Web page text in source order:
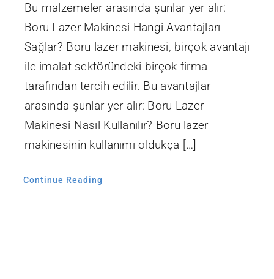
Bu malzemeler arasında şunlar yer alır:
Boru Lazer Makinesi Hangi Avantajları
Sağlar? Boru lazer makinesi, birçok avantajı
ile imalat sektöründeki birçok firma
tarafından tercih edilir. Bu avantajlar
arasında şunlar yer alır: Boru Lazer
Makinesi Nasıl Kullanılır? Boru lazer
makinesinin kullanımı oldukça […]
Continue Reading